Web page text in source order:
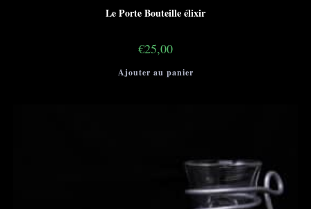
Le Porte Bouteille élixir
€25,00
Ajouter au panier